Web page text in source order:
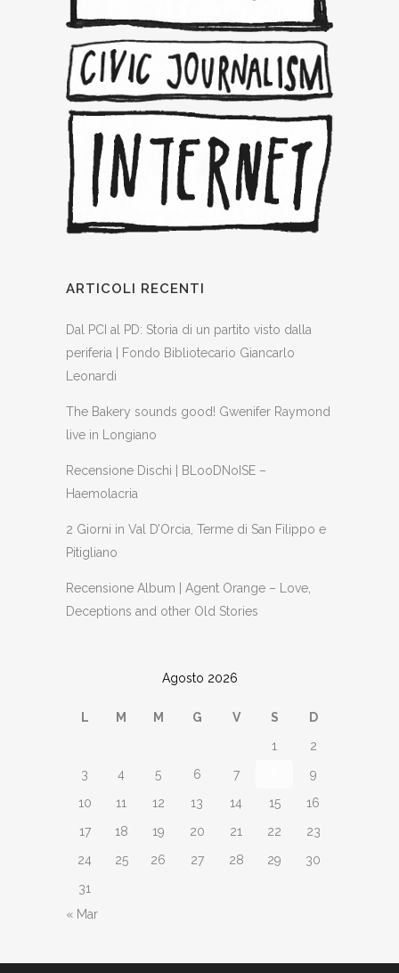
ARTICOLI RECENTI
Dal PCI al PD: Storia di un partito visto dalla
periferia | Fondo Bibliotecario Giancarlo
Leonardi
The Bakery sounds good! Gwenifer Raymond
live in Longiano
Recensione Dischi | BLooDNoISE –
Haemolacria
2 Giorni in Val D’Orcia, Terme di San Filippo e
Pitigliano
Recensione Album | Agent Orange – Love,
Deceptions and other Old Stories
Agosto 2026
L M M G V S
D
1
2
3
4 5 6 7
9
10
11 12 13 14 15
16
17
18 19 20 21 22
23
24
25 26 27 28 29
30
31
« Mar